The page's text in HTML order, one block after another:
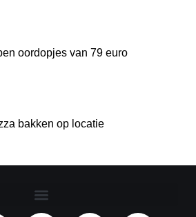
oordopjes van 79 euro
bakken op locatie